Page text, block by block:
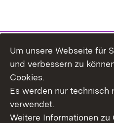
Themenübersicht
Um unsere Webseite für
und verbessern zu
Cookies.
Es werden nur technisch
verwendet.
Weitere Informationen zu